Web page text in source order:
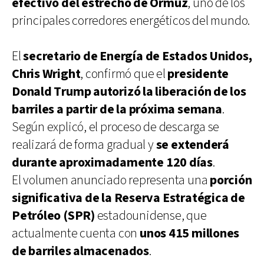
principales corredores energéticos del mundo.
Elsecretario de Energía de Estados Unidos,
Chris Wright, confirmó que elpresidente
Donald Trump autorizó la liberación de los
barriles a partir de la próxima semana.
Según explicó, el proceso de descarga se
realizará de forma gradual yse extenderá
durante aproximadamente 120 días.
El volumen anunciado representa una porción
significativa de la Reserva Estratégica de
Petróleo (SPR) estadounidense, que
actualmente cuenta con unos 415 millones
de barriles almacenados.